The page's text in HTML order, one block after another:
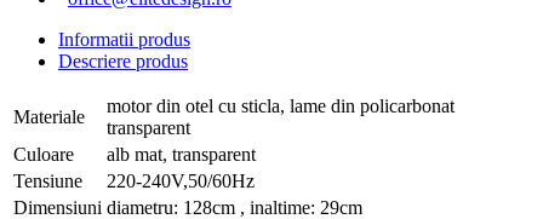
Informatii produs
Descriere produs
Materiale
motor din otel cu sticla, lame din policarbonat
transparent
Culoare
alb mat, transparent
Tensiune
220-240V,50/60Hz
Dimensiuni diametru: 128cm , inaltime: 29cm